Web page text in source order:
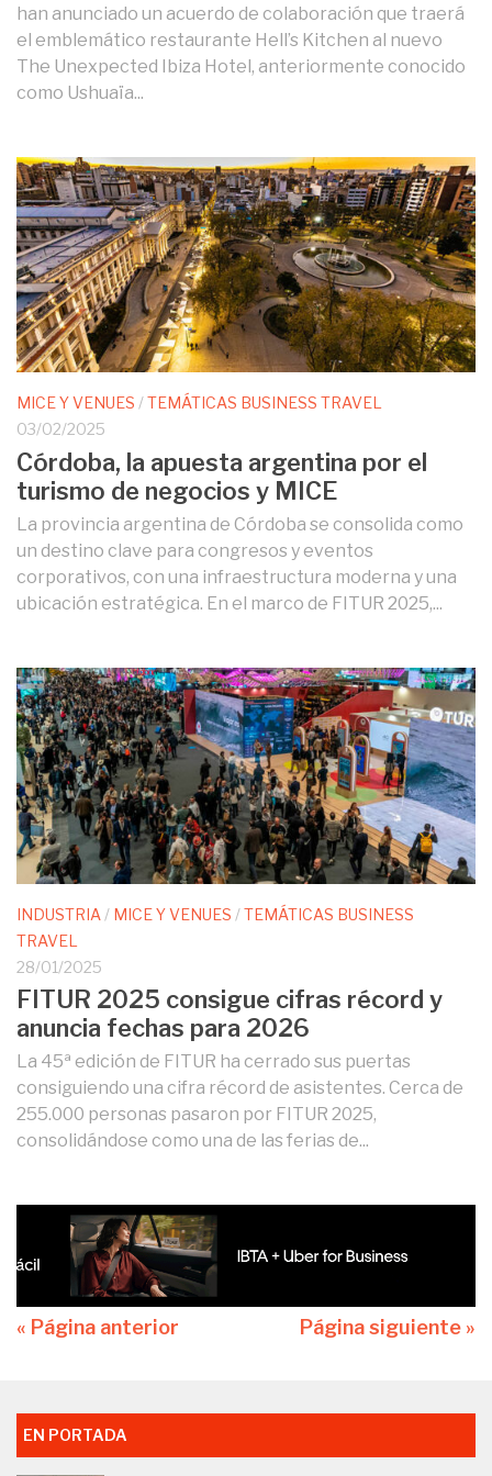
han anunciado un acuerdo de colaboración que traerá
el emblemático restaurante Hell’s Kitchen al nuevo
The Unexpected Ibiza Hotel, anteriormente conocido
como Ushuaïa...
MICE Y VENUES /TEMÁTICAS BUSINESS TRAVEL
03/02/2025
Córdoba, la apuesta argentina por el
turismo de negocios y MICE
La provincia argentina de Córdoba se consolida como
un destino clave para congresos y eventos
corporativos, con una infraestructura moderna y una
ubicación estratégica. En el marco de FITUR 2025,...
INDUSTRIA / MICE Y VENUES /TEMÁTICAS BUSINESS
TRAVEL
28/01/2025
FITUR 2025 consigue cifras récord y
anuncia fechas para 2026
La 45ª edición de FITUR ha cerrado sus puertas
consiguiendo una cifra récord de asistentes. Cerca de
255.000 personas pasaron por FITUR 2025,
consolidándose como una de las ferias de...
« Página anterior Página siguiente »
EN PORTADA